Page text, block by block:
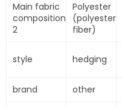
Main fabric
composition
2
Polyester
(polyester
fiber)
style hedging
brand other